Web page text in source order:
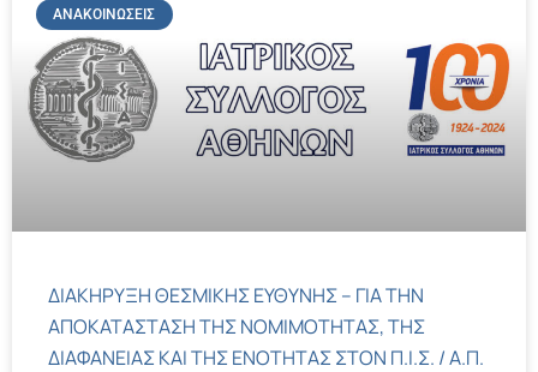
ΑΝΑΚΟΙΝΏΣΕΙΣ
ΔΙΑΚΗΡΥΞΗ ΘΕΣΜΙΚΗΣ ΕΥΘΥΝΗΣ – ΓΙΑ ΤΗΝ
ΑΠΟΚΑΤΑΣΤΑΣΗ ΤΗΣ ΝΟΜΙΜΟΤΗΤΑΣ, ΤΗΣ
ΔΙΑΦΑΝΕΙΑΣ ΚΑΙ ΤΗΣ ΕΝΟΤΗΤΑΣ ΣΤΟΝ Π.Ι.Σ. / Α.Π.